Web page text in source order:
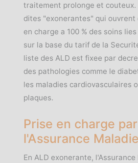
traitement prolonge et couteux.
dites "exonerantes" qui ouvrent
en charge a 100 % des soins
sur la base du tarif de la
liste des ALD est fixee par
des pathologies comme le
les maladies cardiovasculaires
plaques.
Prise en charge par
l'Assurance Maladie
En ALD exonerante,